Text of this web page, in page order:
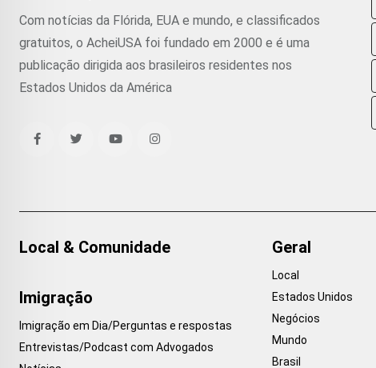
Com notícias da Flórida, EUA e mundo, e classificados
gratuitos, o AcheiUSA foi fundado em 2000 e é uma
publicação dirigida aos brasileiros residentes nos
Estados Unidos da América
Local & Comunidade
Imigração
Imigração em Dia/Perguntas e respostas
Entrevistas/Podcast com Advogados
Geral
Local
Estados Unidos
Negócios
Mundo
Brasil